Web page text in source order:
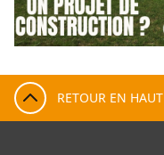
RETOUR EN HAUT